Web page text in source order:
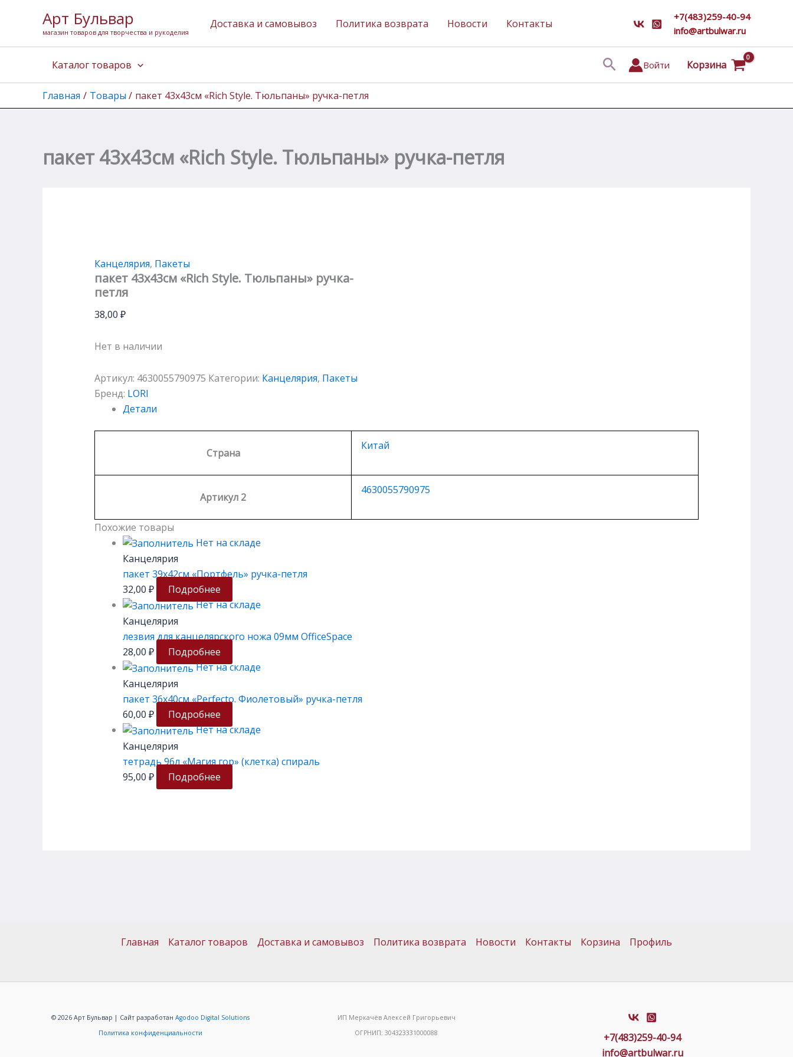
содержимому
Арт Бульвар
магазин товаров для творчества и рукоделия
Доставка и самовывоз Политика возврата Новости Контакты
+7(483)259-40-94
info@artbulwar.ru
Каталог товаров ПоискВойти Корзина
Главная Товары пакет 43х43см «Rich Style. Тюльпаны» ручка-петля
пакет 43х43см «Rich Style. Тюльпаны» ручка-петля
Канцелярия, Пакеты
пакет 43х43см «Rich Style. Тюльпаны» ручка-
петля
38,00 ₽
Нет в наличии
Артикул: 4630055790975 Категории: Канцелярия, Пакеты
Бренд: LORI
Детали
Страна
Китай
Артикул 2
4630055790975
Похожие товары
Нет на складе
Канцелярия
пакет 39х42см «Портфель» ручка-петля
32,00 ₽
Подробнее
Нет на складе
Канцелярия
лезвия для канцелярского ножа 09мм OfficeSpace
28,00 ₽
Подробнее
Нет на складе
Канцелярия
пакет 36х40см «Perfecto. Фиолетовый» ручка-петля
60,00 ₽
Подробнее
Нет на складе
Канцелярия
тетрадь 96л «Магия гор» (клетка) спираль
95,00 ₽ Подробнее
Главная Каталог товаров Доставка и самовывоз Политика возврата Новости Контакты Корзина Профиль
© 2026 Арт Бульвар | Сайт разработанAgodoo Digital Solutions
Политика конфиденциальности
ИП Меркачёв Алексей Григорьевич
ОГРНИП: 304323331000088
+7(483)259-40-94
info@artbulwar.ru